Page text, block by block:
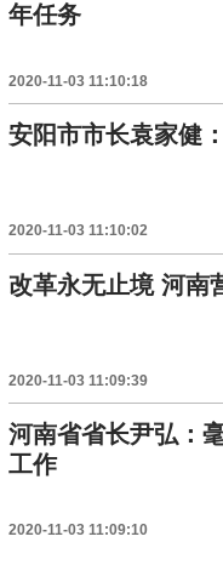
年任务
2020-11-03 11:10:18
安阳市市长袁家健
2020-11-03 11:10:02
改革永无止境 河南
2020-11-03 11:09:39
河南省省长尹弘：
工作
2020-11-03 11:09:10